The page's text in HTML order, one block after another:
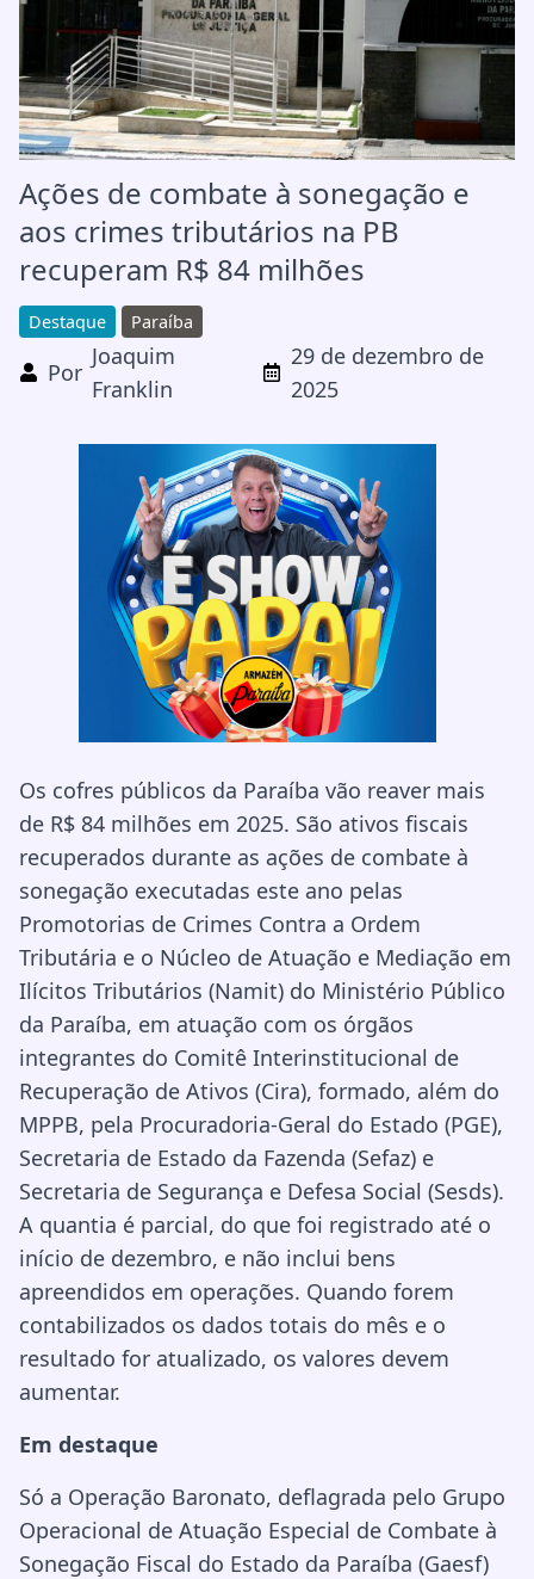
Ações de combate à sonegação e
aos crimes tributários na PB
recuperam R$ 84 milhões
Destaque Paraíba
Por
Joaquim
Franklin
29 de dezembro de
2025
Os cofres públicos da Paraíba vão reaver mais
de R$ 84 milhões em 2025. São ativos fiscais
recuperados durante as ações de combate à
sonegação executadas este ano pelas
Promotorias de Crimes Contra a Ordem
Tributária e o Núcleo de Atuação e Mediação em
Ilícitos Tributários (Namit) do Ministério Público
da Paraíba, em atuação com os órgãos
integrantes do Comitê Interinstitucional de
Recuperação de Ativos (Cira), formado, além do
MPPB, pela Procuradoria-Geral do Estado (PGE),
Secretaria de Estado da Fazenda (Sefaz) e
Secretaria de Segurança e Defesa Social (Sesds).
A quantia é parcial, do que foi registrado até o
início de dezembro, e não inclui bens
apreendidos em operações. Quando forem
contabilizados os dados totais do mês e o
resultado for atualizado, os valores devem
aumentar.
Em destaque
Só a Operação Baronato, deflagrada pelo Grupo
Operacional de Atuação Especial de Combate à
Sonegação Fiscal do Estado da Paraíba (Gaesf)